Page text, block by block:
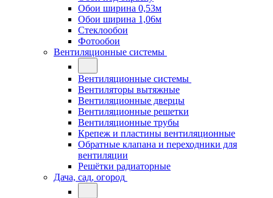
Обои ширина 0,53м
Обои ширина 1,06м
Стеклообои
Фотообои
Вентиляционные системы
Вентиляционные системы
Вентиляторы вытяжные
Вентиляционные дверцы
Вентиляционные решетки
Вентиляционные трубы
Крепеж и пластины вентиляционные
Обратные клапана и переходники для
вентиляции
Решётки радиаторные
Дача, сад, огород